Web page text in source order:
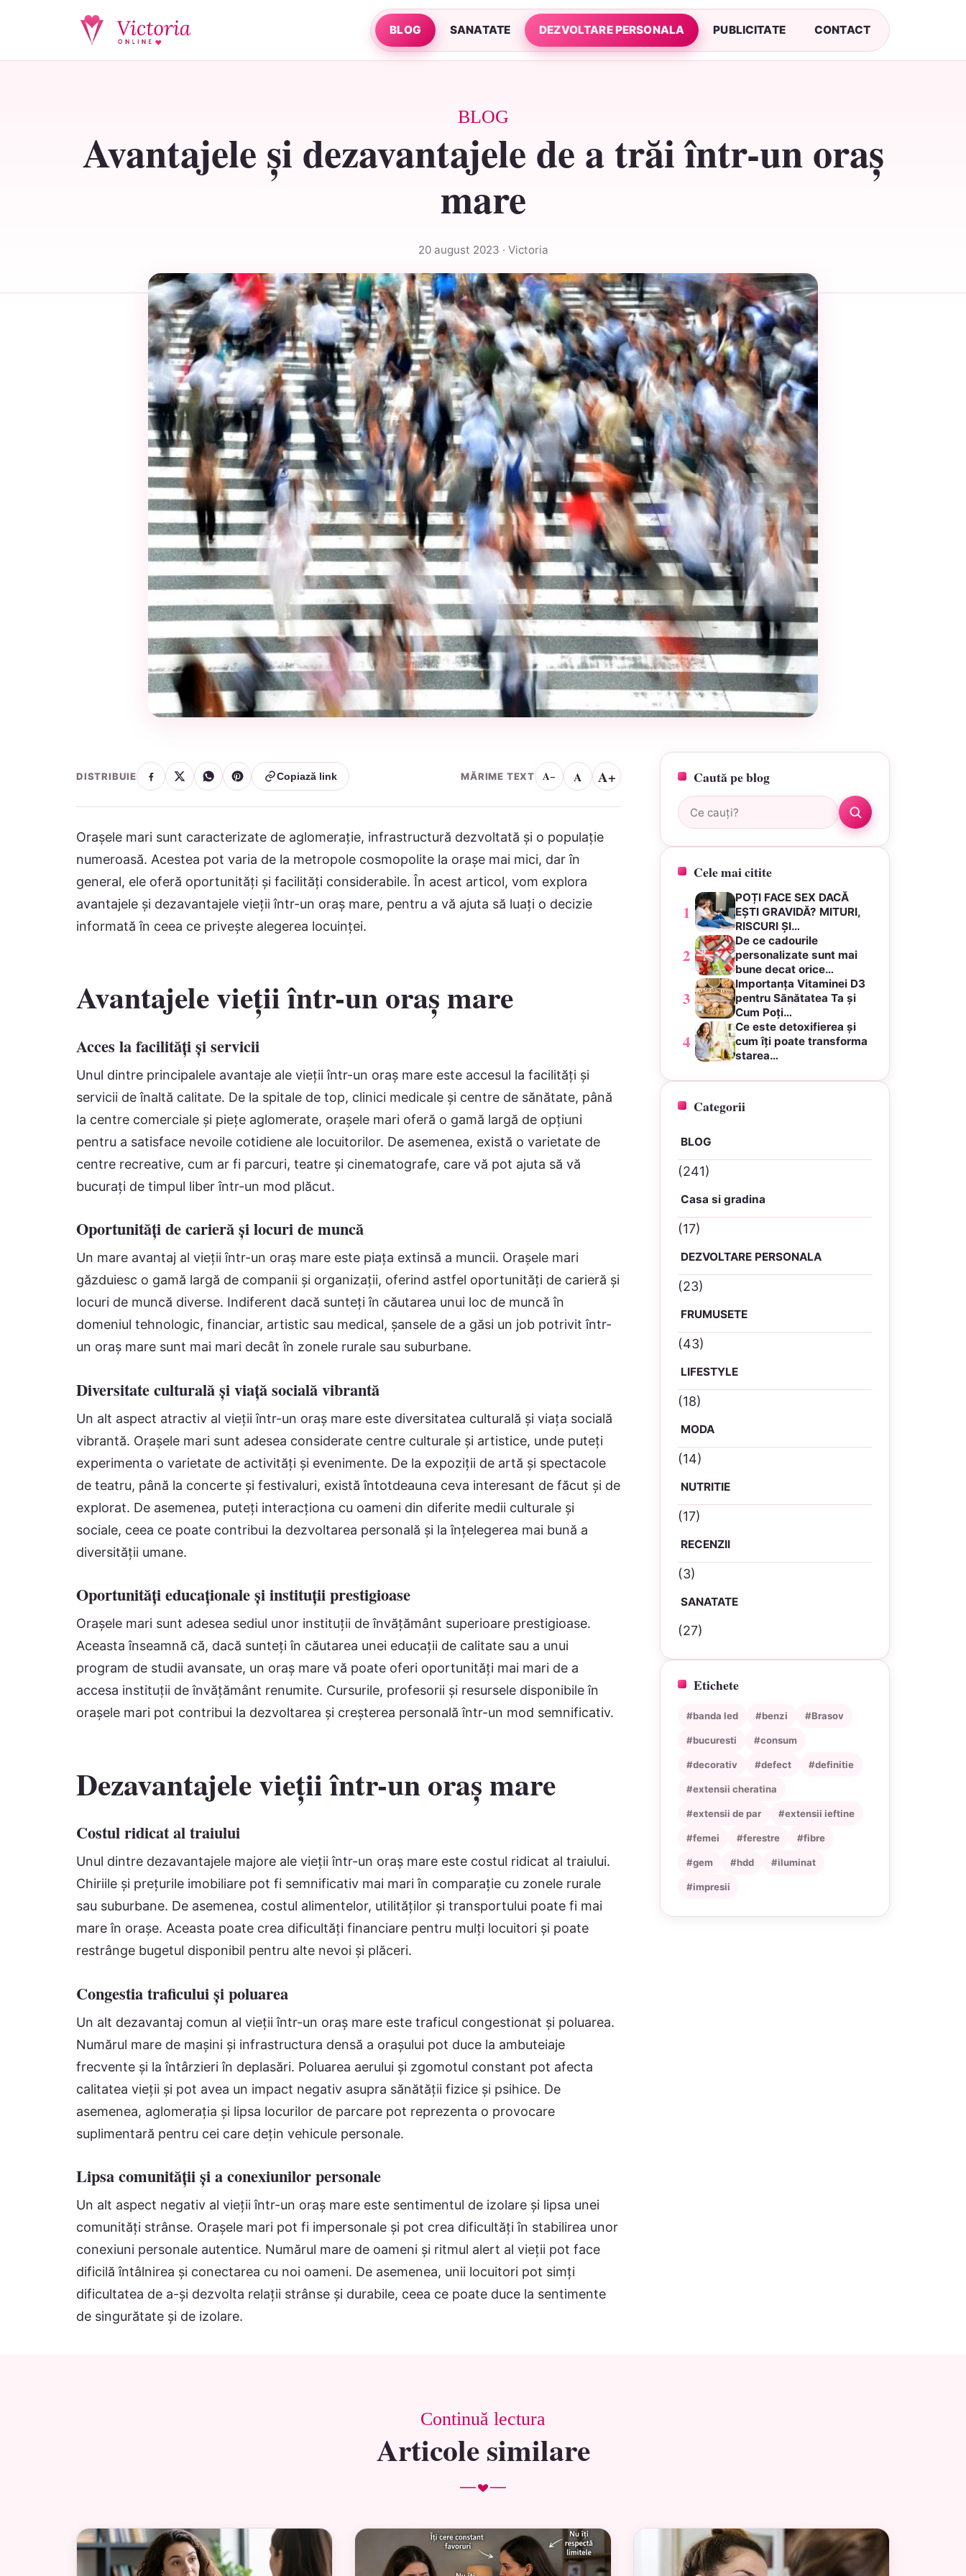
BLOG SANATATE DEZVOLTARE PERSONALA PUBLICITATE CONTACT
BLOG
Avantajele și dezavantajele de a trăi într-un oraș
mare
20 august 2023 · Victoria
DISTRIBUIE Copiază link MĂRIME TEXT A− A A+
Orașele mari sunt caracterizate de aglomerație, infrastructură dezvoltată și o populație
numeroasă. Acestea pot varia de la metropole cosmopolite la orașe mai mici, dar în
general, ele oferă oportunități și facilități considerabile. În acest articol, vom explora
avantajele și dezavantajele vieții într-un oraș mare, pentru a vă ajuta să luați o decizie
informată în ceea ce privește alegerea locuinței.
Avantajele vieții într-un oraș mare
Acces la facilități și servicii
Unul dintre principalele avantaje ale vieții într-un oraș mare este accesul la facilități și
servicii de înaltă calitate. De la spitale de top, clinici medicale și centre de sănătate, până
la centre comerciale și piețe aglomerate, orașele mari oferă o gamă largă de opțiuni
pentru a satisface nevoile cotidiene ale locuitorilor. De asemenea, există o varietate de
centre recreative, cum ar fi parcuri, teatre și cinematografe, care vă pot ajuta să vă
bucurați de timpul liber într-un mod plăcut.
Oportunități de carieră și locuri de muncă
Un mare avantaj al vieții într-un oraș mare este piața extinsă a muncii. Orașele mari
găzduiesc o gamă largă de companii și organizații, oferind astfel oportunități de carieră și
locuri de muncă diverse. Indiferent dacă sunteți în căutarea unui loc de muncă în
domeniul tehnologic, financiar, artistic sau medical, șansele de a găsi un job potrivit într-
un oraș mare sunt mai mari decât în ​​zonele rurale sau suburbane.
Diversitate culturală și viață socială vibrantă
Un alt aspect atractiv al vieții într-un oraș mare este diversitatea culturală și viața socială
vibrantă. Orașele mari sunt adesea considerate centre culturale și artistice, unde puteți
experimenta o varietate de activități și evenimente. De la expoziții de artă și spectacole
de teatru, până la concerte și festivaluri, există întotdeauna ceva interesant de făcut și de
explorat. De asemenea, puteți interacționa cu oameni din diferite medii culturale și
sociale, ceea ce poate contribui la dezvoltarea personală și la înțelegerea mai bună a
diversității umane.
Oportunități educaționale și instituții prestigioase
Orașele mari sunt adesea sediul unor instituții de învățământ superioare prestigioase.
Aceasta înseamnă că, dacă sunteți în căutarea unei educații de calitate sau a unui
program de studii avansate, un oraș mare vă poate oferi oportunități mai mari de a
accesa instituții de învățământ renumite. Cursurile, profesorii și resursele disponibile în
orașele mari pot contribui la dezvoltarea și creșterea personală într-un mod semnificativ.
Dezavantajele vieții într-un oraș mare
Costul ridicat al traiului
Unul dintre dezavantajele majore ale vieții într-un oraș mare este costul ridicat al traiului.
Chiriile și prețurile imobiliare pot fi semnificativ mai mari în comparație cu zonele rurale
sau suburbane. De asemenea, costul alimentelor, utilităților și transportului poate fi mai
mare în orașe. Aceasta poate crea dificultăți financiare pentru mulți locuitori și poate
restrânge bugetul disponibil pentru alte nevoi și plăceri.
Congestia traficului și poluarea
Un alt dezavantaj comun al vieții într-un oraș mare este traficul congestionat și poluarea.
Numărul mare de mașini și infrastructura densă a orașului pot duce la ambuteiaje
frecvente și la întârzieri în deplasări. Poluarea aerului și zgomotul constant pot afecta
calitatea vieții și pot avea un impact negativ asupra sănătății fizice și psihice. De
asemenea, aglomerația și lipsa locurilor de parcare pot reprezenta o provocare
suplimentară pentru cei care dețin vehicule personale.
Lipsa comunității și a conexiunilor personale
Un alt aspect negativ al vieții într-un oraș mare este sentimentul de izolare și lipsa unei
comunități strânse. Orașele mari pot fi impersonale și pot crea dificultăți în stabilirea unor
conexiuni personale autentice. Numărul mare de oameni și ritmul alert al vieții pot face
dificilă întâlnirea și conectarea cu noi oameni. De asemenea, unii locuitori pot simți
dificultatea de a-și dezvolta relații strânse și durabile, ceea ce poate duce la sentimente
de singurătate și de izolare.
Caută pe blog
Caută:
Cele mai citite
1
POȚI FACE SEX DACĂ
EȘTI GRAVIDĂ? MITURI,
RISCURI ȘI…
2
De ce cadourile
personalizate sunt mai
bune decat orice…
3
Importanța Vitaminei D3
pentru Sănătatea Ta și
Cum Poți…
4
Ce este detoxifierea și
cum îți poate transforma
starea…
Categorii
BLOG
(241)
Casa si gradina
(17)
DEZVOLTARE PERSONALA
(23)
FRUMUSETE
(43)
LIFESTYLE
(18)
MODA
(14)
NUTRITIE
(17)
RECENZII
(3)
SANATATE
(27)
Etichete
#banda led #benzi #Brasov
#bucuresti #consum
#decorativ #defect #definitie
#extensii cheratina
#extensii de par #extensii ieftine
#femei #ferestre #fibre
#gem #hdd #iluminat
#impresii
Continuă lectura
Articole similare